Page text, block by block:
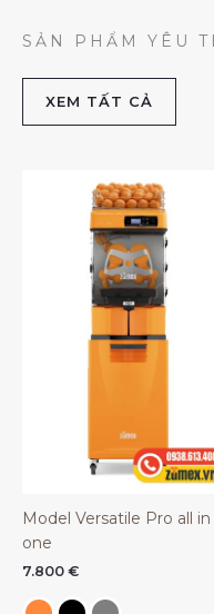
SẢN PHẨM YÊU
XEM TẤT CẢ
Model Versatile Pro all in
one
7.800 €